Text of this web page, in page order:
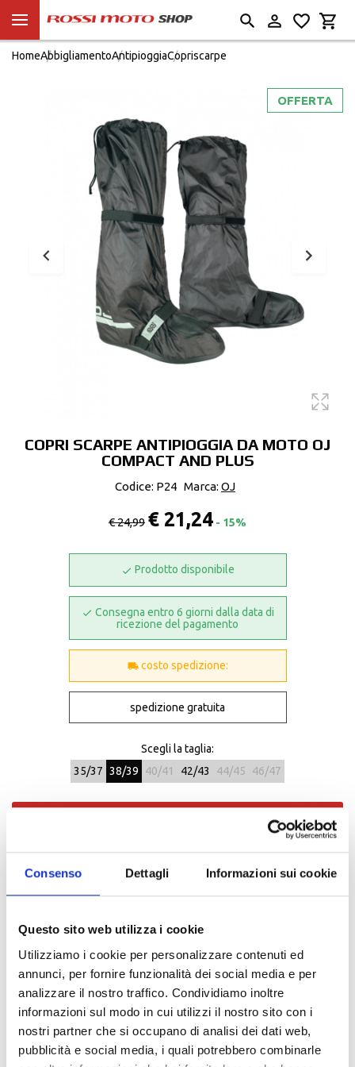
Consenso Dettagli Informazioni sui cookie
Questo sito web utilizza i cookie
Utilizziamo i cookie per personalizzare contenuti ed
annunci, per fornire funzionalità dei social media e per
analizzare il nostro traffico. Condividiamo inoltre
informazioni sul modo in cui utilizzi il nostro sito con i
nostri partner che si occupano di analisi dei dati web,
pubblicità e social media, i quali potrebbero combinarle
HomeAbbigliamentoAntipioggiaCopriscarpe
OFFERTA
COPRI SCARPE ANTIPIOGGIA DA MOTO OJ
COMPACT AND PLUS
Codice: P24 Marca: OJ
€ 24,99 € 21,24 - 15%
Prodotto disponibile
Consegna entro 6 giorni dalla data di
ricezione del pagamento
costo spedizione:
spedizione gratuita
Scegli la taglia:
35/37 38/39 40/41 42/43 44/45 46/47
Aggiungi ai preferiti
Descrizione
Viaggi senza una calzatura impermeabile e temi la pioggia?
Non preoccupatevi, in caso di pioggia consigliamo l’utilizzo del
copriscarpe COMPACT AND PLUS.
La parte della tomaia è realizzata in nylon spalmato PU e presenta
un ampio ingresso per aiutare il biker nell’indossare questo capo